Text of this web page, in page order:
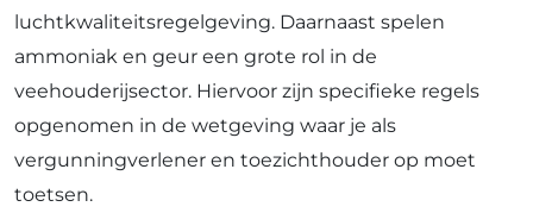
luchtkwaliteitsregelgeving. Daarnaast spelen
ammoniak en geur een grote rol in de
veehouderijsector. Hiervoor zijn specifieke regels
opgenomen in de wetgeving waar je als
vergunningverlener en toezichthouder op moet
toetsen.